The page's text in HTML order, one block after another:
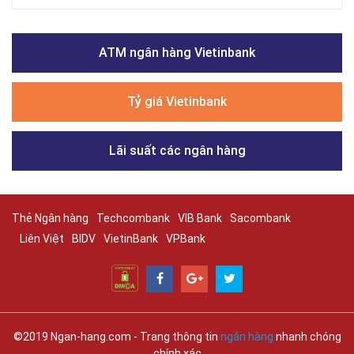
ATM ngân hàng Vietinbank
Tỷ giá Vietinbank
Lãi suất các ngân hàng
Thẻ Ngân hàng Techcombank VIB Bank
Sacombank
Liên Việt
BIDV VietinBank VPBank
©2019 Ngan-hang.com - Trang thông tin ngân hàng nhanh chóng